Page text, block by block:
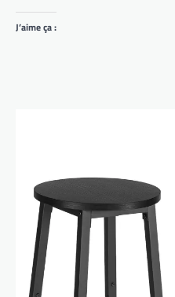
J’aime ça :